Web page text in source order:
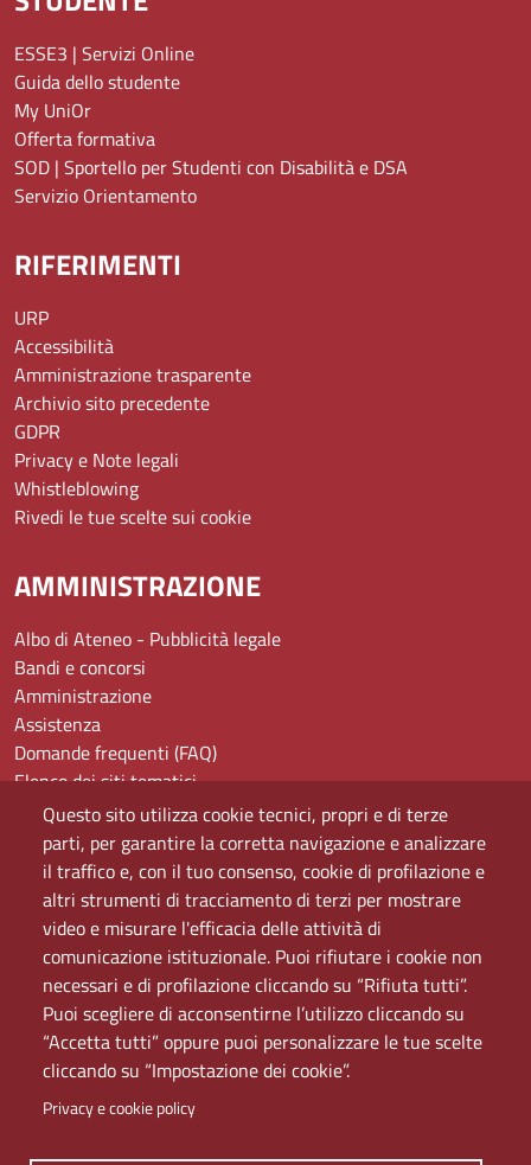
Questo sito utilizza cookie tecnici, propri e di terze
parti, per garantire la corretta navigazione e analizzare
il traffico e, con il tuo consenso, cookie di profilazione e
altri strumenti di tracciamento di terzi per mostrare
video e misurare l'efficacia delle attività di
comunicazione istituzionale. Puoi rifiutare i cookie non
necessari e di profilazione cliccando su “Rifiuta tutti”.
Puoi scegliere di acconsentirne l’utilizzo cliccando su
“Accetta tutti” oppure puoi personalizzare le tue scelte
cliccando su “Impostazione dei cookie”.
Privacy e cookie policy
ESSE3 | Servizi Online
Guida dello studente
My UniOr
Offerta formativa
SOD | Sportello per Studenti con Disabilità e DSA
Servizio Orientamento
RIFERIMENTI
URP
Accessibilità
Amministrazione trasparente
Archivio sito precedente
GDPR
Privacy e Note legali
Whistleblowing
Rivedi le tue scelte sui cookie
AMMINISTRAZIONE
Albo di Ateneo - Pubblicità legale
Bandi e concorsi
Amministrazione
Assistenza
Domande frequenti (FAQ)
Elenco dei siti tematici
Mappa del sito
PEC
Rete Wi-Fi Eduroam
Servizio Proxy
Guida all’uso del portale